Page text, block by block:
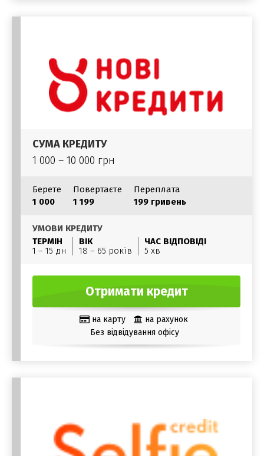
СУМА КРЕДИТУ
1 000 – 10 000 грн
Берете
1 000
Повертаєте
1 199
Переплата
199 гривень
УМОВИ КРЕДИТУ
ТЕРМІН
1 – 15 дн
ВІК
18 – 65 років
ЧАС ВІДПОВІДІ
5 хв
Отримати кредит
на карту
на рахунок
Без відвідування офісу